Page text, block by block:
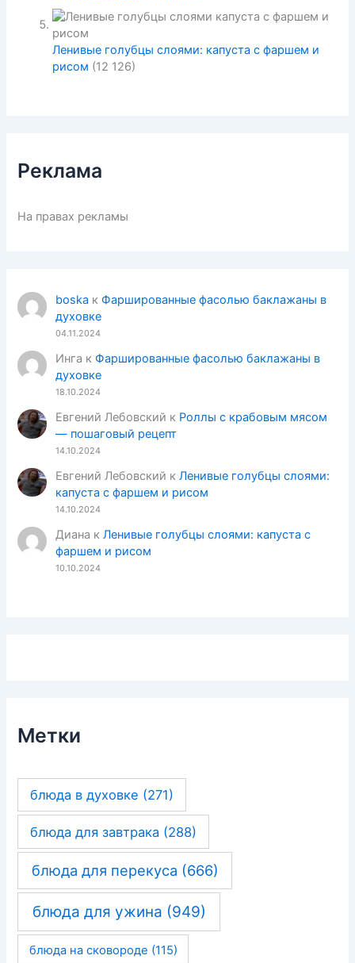
Ленивые голубцы слоями: капуста с фаршем и
рисом (12 126)
Реклама
На правах рекламы
boska к Фаршированные фасолью баклажаны в
духовке
04.11.2024
Инга к Фаршированные фасолью баклажаны в
духовке
18.10.2024
Евгений Лебовский к Роллы с крабовым мясом
— пошаговый рецепт
14.10.2024
Евгений Лебовский к Ленивые голубцы слоями:
капуста с фаршем и рисом
14.10.2024
Диана к Ленивые голубцы слоями: капуста с
фаршем и рисом
10.10.2024
Метки
блюда в духовке (271)
блюда для завтрака (288)
блюда для перекуса (666)
блюда для ужина (949)
блюда на сковороде (115)